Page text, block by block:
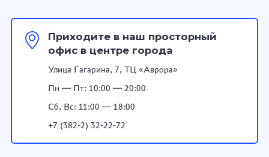
Приходите в наш просторный
офис в центре города
Улица Гагарина, 7, ТЦ «Аврора»
Пн — Пт: 10:00 — 20:00
Сб, Вс: 11:00 — 18:00
+7 (382-2) 32-22-72